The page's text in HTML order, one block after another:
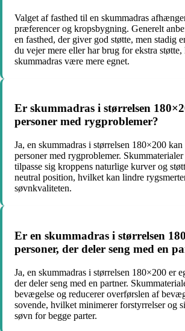
Valget af fasthed til en skummadras
præferencer og kropsbygning. Generelt
en fasthed, der giver god støtte, men stadig
du vejer mere eller har brug for ekstra støtte,
skummadras være mere egnet.
Er skummadras i størrelsen
personer med rygproblemer?
Ja, en skummadras i størrelsen 180×200
personer med rygproblemer.
tilpasse sig kroppens naturlige kurver og
neutral position, hvilket kan lindre
søvnkvaliteten.
Er en skummadras i størrelsen
personer, der deler seng med en
Ja, en skummadras i størrelsen 180×200 er
der deler seng med en partner.
bevægelse og reducerer overførslen af
sovende, hvilket minimerer forstyrrelser og
søvn for begge parter.